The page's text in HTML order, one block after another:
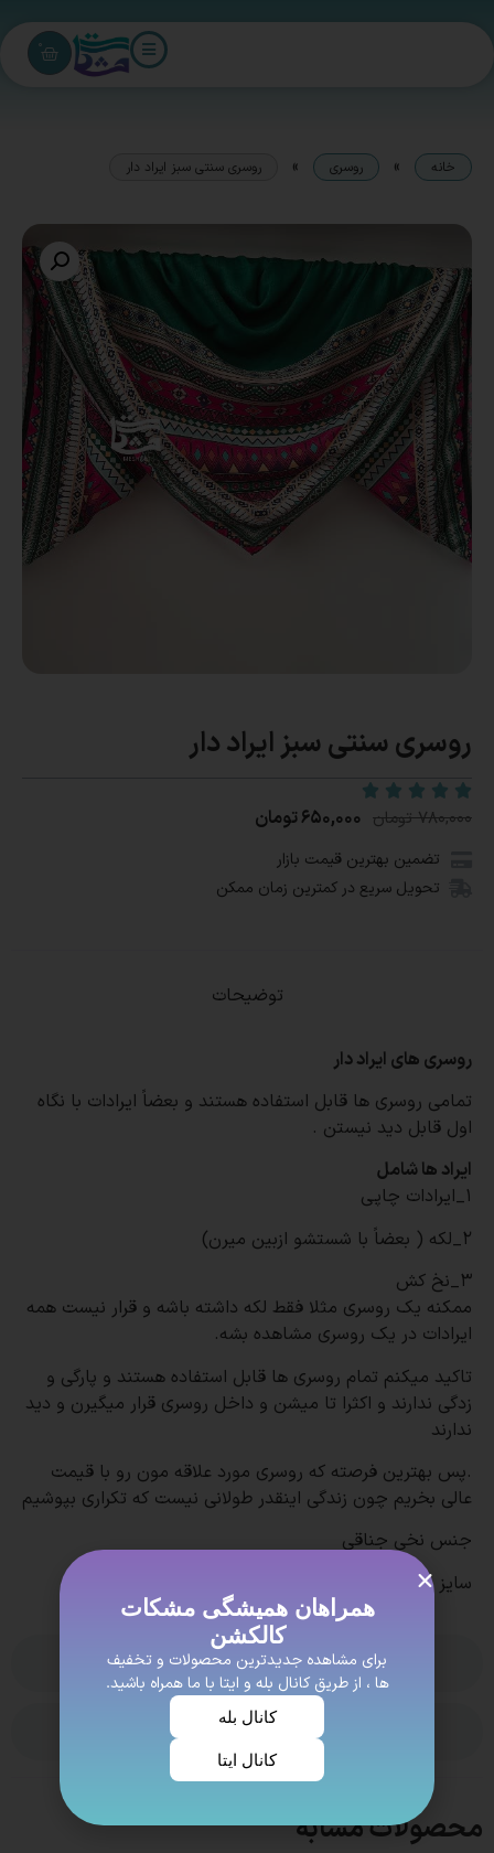
0
خانه » روسری » روسری سنتی سبز ایراد دار
روسری سنتی سبز ایراد دار
۷۸۰,۰۰۰ تومان ۶۵۰,۰۰۰تومان
تضمین بهترین قیمت بازار
تحویل سریع در کمترین زمان ممکن
توضیحات
بدون نظر
ویژگی ها
روسری های ایراد دار
تمامی روسری ها قابل استفاده هستند و بعضاً ایرادات با نگاه
اول قابل دید نیستن .
ایراد ها شامل
۱_ایرادات چاپی
۲_لکه ( بعضاً با شستشو ازبین میرن)
۳_نخ کش
ممکنه یک روسری مثلا فقط لکه داشته باشه و قرار نیست همه
ایرادات در یک روسری مشاهده بشه.
تاکید میکنم تمام روسری ها قابل استفاده هستند و پارگی و
زدگی ندارند و اکثرا تا میشن و داخل روسری قرار میگیرن و دید
ندارند
.پس بهترین فرصته که روسری مورد علاقه مون رو با قیمت
عالی بخریم چون زندگی اینقدر طولانی نیست که تکراری بپوشیم
جنس نخی جناقی
سایز حدود 135
محصولات مشابه
همراهان همیشگی مشکات
کالکشن
برای مشاهده جدیدترین محصولات و تخفیف
ها ، از طریق کانال بله و ایتا با ما همراه باشید.
کانال بله
کانال ایتا